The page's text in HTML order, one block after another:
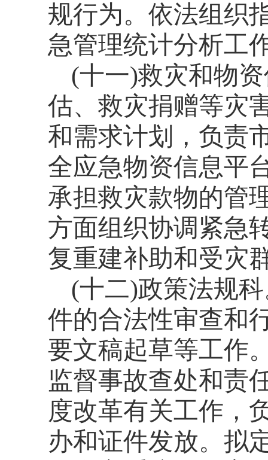
规行为。依法组织
急管理统计分析工
(十一)救灾和物
估、救灾捐赠等灾
和需求计划，负责
全应急物资信息平
承担救灾款物的管
方面组织协调紧急
复重建补助和受灾
(十二)政策法规
件的合法性审查和
要文稿起草等工作
监督事故查处和责
度改革有关工作，
办和证件发放。拟